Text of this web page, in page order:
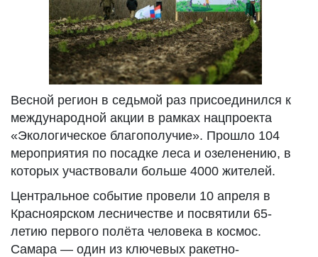
Весной регион в седьмой раз присоединился к
международной акции в рамках нацпроекта
«Экологическое благополучие». Прошло 104
мероприятия по посадке леса и озеленению, в
которых участвовали больше 4000 жителей.
Центральное событие провели 10 апреля в
Красноярском лесничестве и посвятили 65-
летию первого полёта человека в космос.
Самара — один из ключевых ракетно-